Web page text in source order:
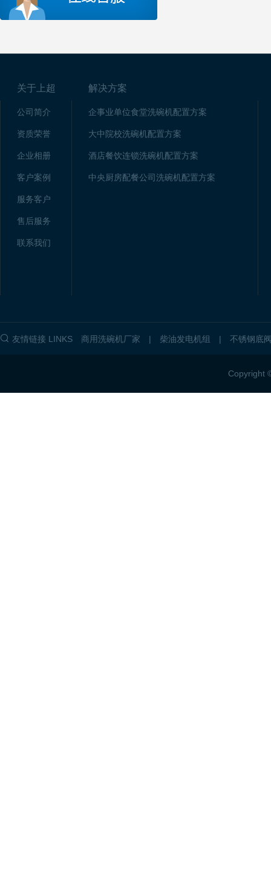
关于上超
公司简介
资质荣誉
企业相册
客户案例
服务客户
售后服务
联系我们
解决方案
企事业单位食堂洗碗机配置方案
大中院校洗碗机配置方案
酒店餐饮连锁洗碗机配置方案
中央厨房配餐公司洗碗机配置方案
友情链接 LINKS 商用洗碗机厂家 | 柴油发电机组 | 不锈钢底
Copyright